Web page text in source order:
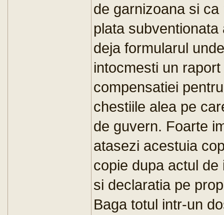
de garnizoana si
plata
deja formularul
intocmesti un
compensatiei
chestiile alea pe
de guvern. Foarte
atasezi acestuia
copie dupa actul
si declaratia pe
Baga totul intr-un